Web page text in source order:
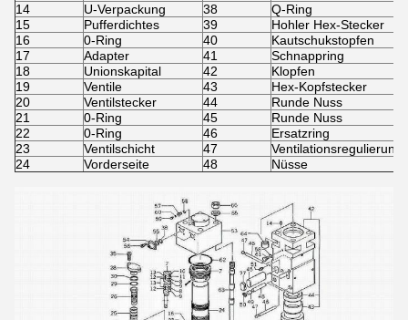
14
U-Verpackung 38
Q-Ring
15
Pufferdichtes 39
Hohler Hex-Stecker
16
0-Ring 40
Kautschukstopfen
17
Adapter 41
Schnappring
18
Unionskapital 42
Klopfen
19
Ventile 43
Hex-Kopfstecker
20
Ventilstecker 44
Runde Nuss
21
0-Ring 45
Runde Nuss
22
0-Ring 46
Ersatzring
23
Ventilschicht 47
Ventilationsregulierung
24
Vorderseite 48 Nüsse